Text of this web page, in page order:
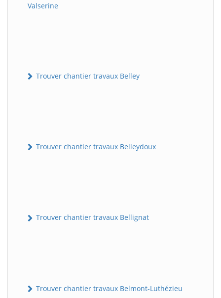
Valserine
Trouver chantier travaux Belley
Trouver chantier travaux Belleydoux
Trouver chantier travaux Bellignat
Trouver chantier travaux Belmont-Luthézieu